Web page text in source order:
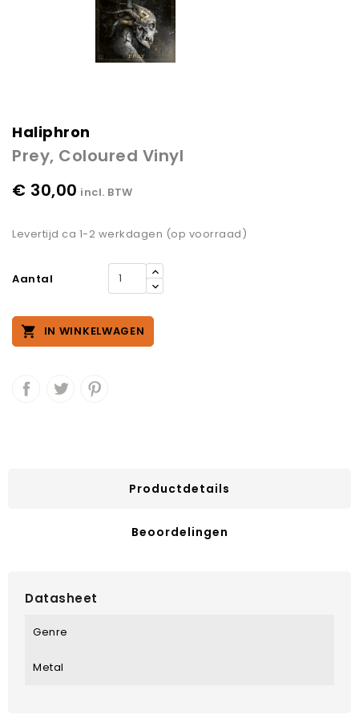
Haliphron
Prey, Coloured Vinyl
€ 30,00 incl. BTW
Levertijd ca 1-2 werkdagen (op voorraad)
Aantal
 IN WINKELWAGEN
Productdetails
Beoordelingen
Datasheet
Genre
Metal